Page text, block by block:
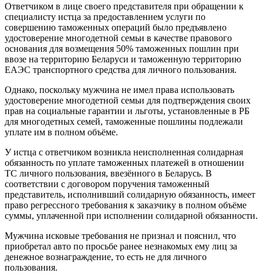
Ответчиком в лице своего представителя при обращении к
специалисту истца за предоставлением услуги по
совершению таможенных операций было предъявлено
удостоверение многодетной семьи в качестве правового
основания для возмещения 50% таможенных пошлин при
ввозе на территорию Беларуси и таможенную территорию
ЕАЭС транспортного средства для личного пользования.
Однако, поскольку мужчина не имел права использовать
удостоверение многодетной семьи для подтверждения своих
прав на социальные гарантии и льготы, установленные в РБ
для многодетных семей, таможенные пошлины подлежали
уплате им в полном объёме.
У истца с ответчиком возникла неисполненная солидарная
обязанность по уплате таможенных платежей в отношении
ТС личного пользования, ввезённого в Беларусь. В
соответствии с договором поручения таможенный
представитель, исполнивший солидарную обязанность, имеет
право регрессного требования к заказчику в полном объёме
суммы, уплаченной при исполнении солидарной обязанности.
Мужчина исковые требования не признал и пояснил, что
приобретал авто по просьбе ранее незнакомых ему лиц за
денежное вознаграждение, то есть не для личного
пользования.